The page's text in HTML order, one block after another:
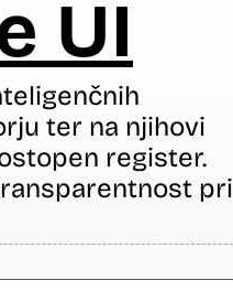
UI
ter na njihovi
register.
pri